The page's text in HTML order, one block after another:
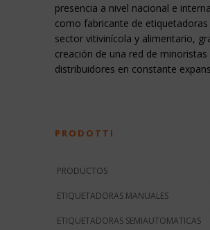
presencia a nivel nacional e
como fabricante de etiquetadoras
sector vitivinícola y alimentario,
creación de una red de minoristas
distribuidores en constante
PRODOTTI
PRODUCTOS
ETIQUETADORAS MANUALES
ETIQUETADORAS SEMIAUTOMATICAS